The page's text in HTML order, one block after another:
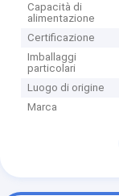
Capacità di
alimentazione
Certificazione
Imballaggi
particolari
Luogo di origine
Marca